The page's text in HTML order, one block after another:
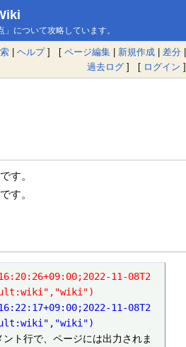
について攻略しています。
| ヘルプ] [ ページ編集 | 新規作成 | 差分 |
過去ログ ] [ ログイン ]
です。
です。
11-08T2
11-08T2
行で、ページには出力されま